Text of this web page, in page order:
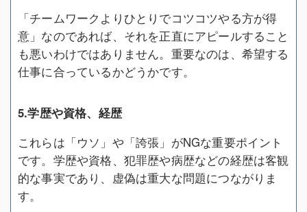
「チームワークよりひとりでコツコツやる方が得
意」なのであれば、それを正直にアピールすること
も悪いわけではありません。重要なのは、希望する
仕事に合っているかどうかです。
5.学歴や資格、経歴
これらは「ウソ」や「誇張」がNGな重要ポイント
です。学歴や資格、犯罪歴や病歴などの経歴は客観
的な事実であり、虚偽は重大な問題につながりま
す。